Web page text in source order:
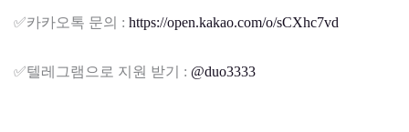
✅​카카오톡 문의 : https://open.kakao.com/o/sCXhc7vd
✅​텔레그램으로 지원 받기 : @duo3333